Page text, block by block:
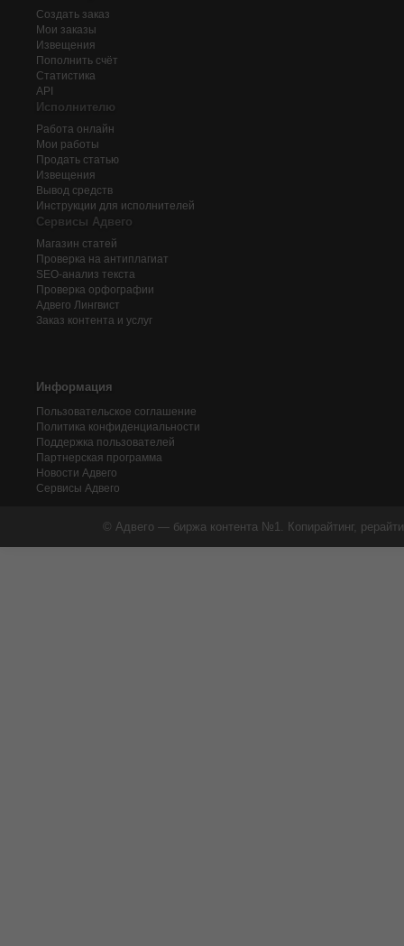
Создать заказ
Мои заказы
Извещения
Пополнить счёт
Статистика
API
Исполнителю
Работа онлайн
Мои работы
Продать статью
Извещения
Вывод средств
Инструкции для исполнителей
Сервисы Адвего
Магазин статей
Проверка на антиплагиат
SEO-анализ текста
Проверка орфографии
Адвего Лингвист
Заказ контента и услуг
Информация
Пользовательское соглашение
Политика конфиденциальности
Поддержка пользователей
Партнерская программа
Новости Адвего
Сервисы Адвего
© Адвего — биржа контента №1. Копирайтинг,